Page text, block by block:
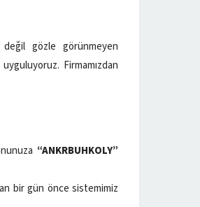
gözle görünmeyen
uyguluyoruz. Firmamızdan
“ANKRBUHKOLY”
bir gün önce sistemimiz